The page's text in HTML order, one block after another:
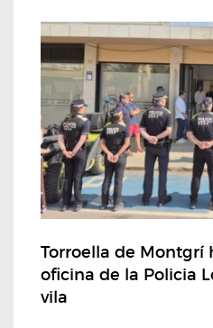
Torroella de Montgrí
oficina de la Policia
vila